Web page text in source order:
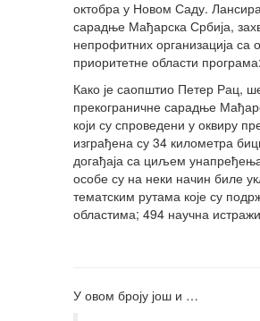
октобра у Новом Саду.
сарадње Мађарска Србија,
непрофитних организација
приоритетне области
Како је саопштио Петер Рац,
прекограничне сарадње
који су спроведени у оквиру
изграђена су 34 километра
догађаја са циљем
особе су на неки начин биле
тематским рутама које су
областима; 494 научна
У овом броју још и …